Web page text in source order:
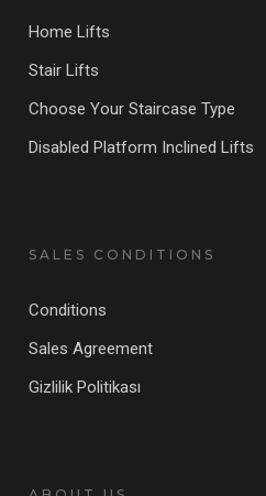
Home Lifts
Stair Lifts
Choose Your Staircase Type
Disabled Platform Inclined Lifts
SALES CONDITIONS
Conditions
Sales Agreement
Gizlilik Politikası